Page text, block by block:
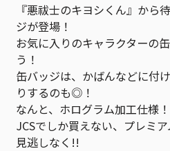
『悪祓士のキヨシくん』から
ジが登場！
お気に入りのキャラクターの
う！
缶バッジは、かばんなどに付
りするのも◎！
なんと、ホログラム加工仕様
JCSでしか買えない、プレミ
見逃しなく!!